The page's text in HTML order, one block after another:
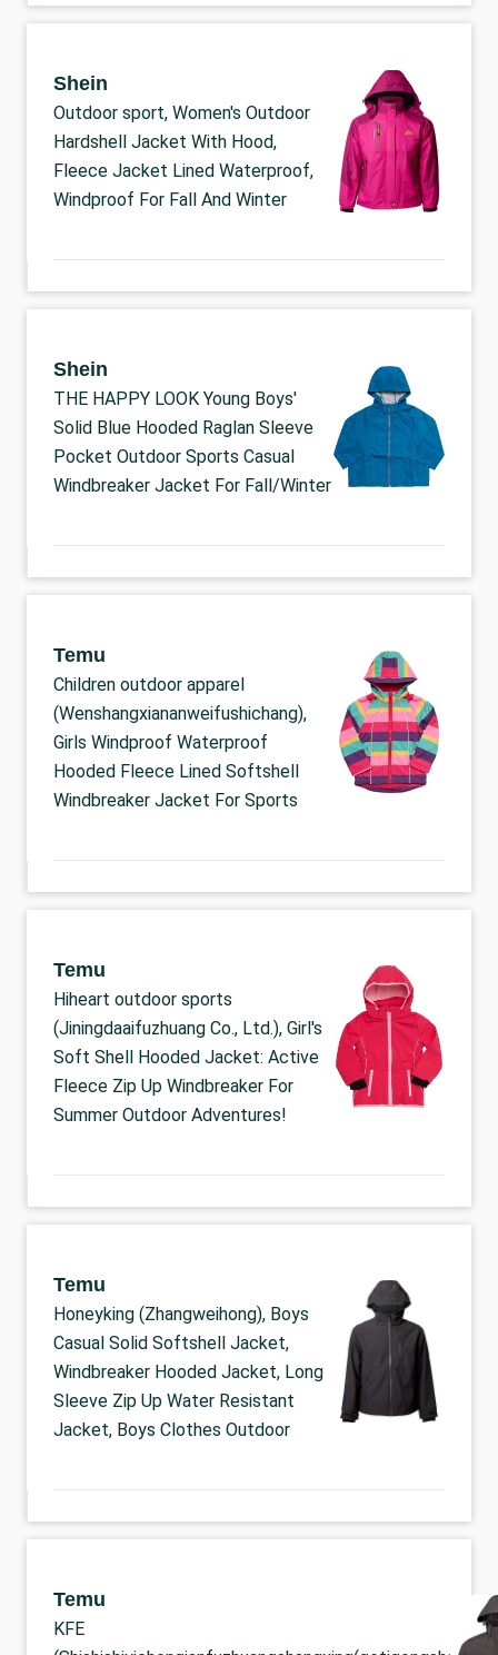
Shein
Outdoor sport, Women's Outdoor
Hardshell Jacket With Hood,
Fleece Jacket Lined Waterproof,
Windproof For Fall And Winter
Shein
THE HAPPY LOOK Young Boys'
Solid Blue Hooded Raglan Sleeve
Pocket Outdoor Sports Casual
Windbreaker Jacket For Fall/Winter
Temu
Children outdoor apparel
(Wenshangxiananweifushichang),
Girls Windproof Waterproof
Hooded Fleece Lined Softshell
Windbreaker Jacket For Sports
Temu
Hiheart outdoor sports
(Jiningdaaifuzhuang Co., Ltd.), Girl's
Soft Shell Hooded Jacket: Active
Fleece Zip Up Windbreaker For
Summer Outdoor Adventures!
Temu
Honeyking (Zhangweihong), Boys
Casual Solid Softshell Jacket,
Windbreaker Hooded Jacket, Long
Sleeve Zip Up Water Resistant
Jacket, Boys Clothes Outdoor
Temu
KFE